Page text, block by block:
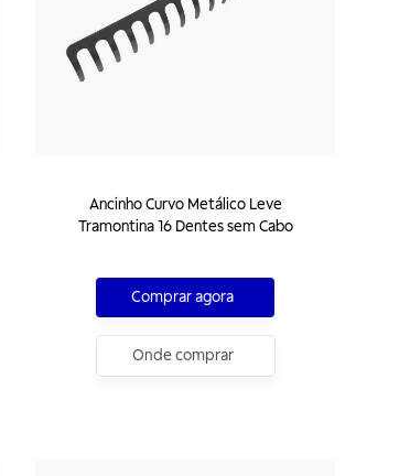
Ancinho Curvo Metálico Leve
Tramontina 16 Dentes sem Cabo
Comprar agora
Onde comprar